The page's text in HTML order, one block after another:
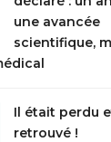
une avancée
scientifique,
Il était perdu
retrouvé !